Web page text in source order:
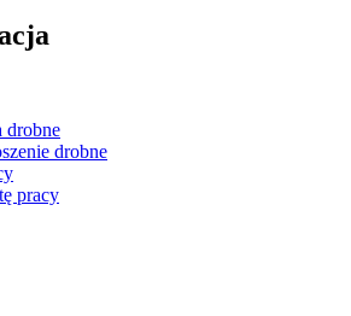
drobne
drobne
pracy